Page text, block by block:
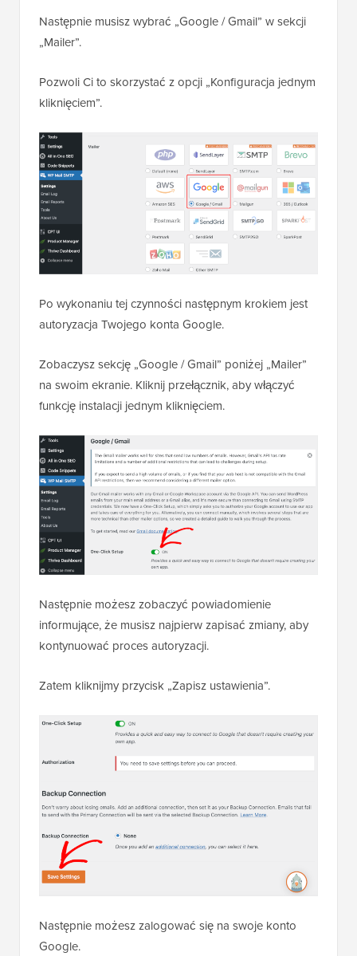
Następnie musisz wybrać „Google / Gmail” w sekcji
„Mailer”.
Pozwoli Ci to skorzystać z opcji „Konfiguracja jednym
kliknięciem”.
Po wykonaniu tej czynności następnym krokiem jest
autoryzacja Twojego konta Google.
Zobaczysz sekcję „Google / Gmail” poniżej „Mailer”
na swoim ekranie. Kliknij przełącznik, aby włączyć
funkcję instalacji jednym kliknięciem.
Następnie możesz zobaczyć powiadomienie
informujące, że musisz najpierw zapisać zmiany, aby
kontynuować proces autoryzacji.
Zatem kliknijmy przycisk „Zapisz ustawienia”.
Następnie możesz zalogować się na swoje konto
Google.